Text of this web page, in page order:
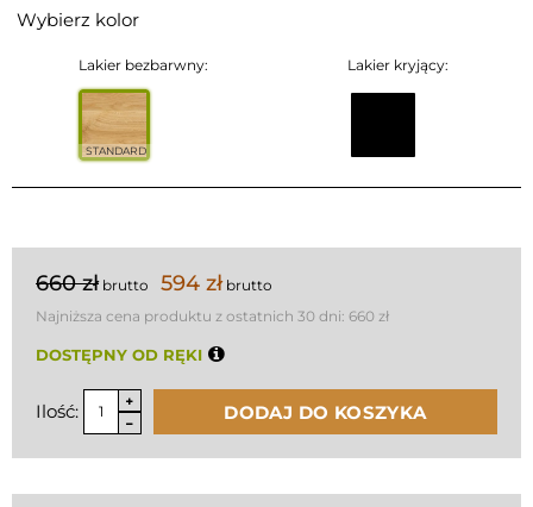
Wybierz kolor
Lakier bezbarwny:
STANDARD
Lakier kryjący:
660 zł brutto 594 zł brutto
Najniższa cena produktu z ostatnich 30 dni: 660 zł
DOSTĘPNY OD RĘKI
Ilość: DODAJ DO KOSZYKA